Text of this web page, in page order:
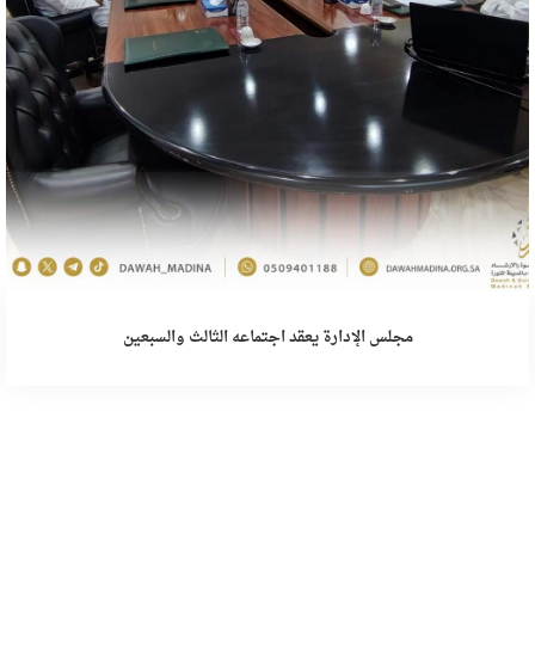
مجلس الإدارة يعقد اجتماعه الثالث والسبعين